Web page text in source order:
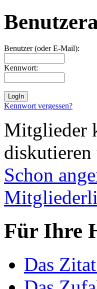
Benutzer (oder E-Mail):
Kennwort:
Kennwort vergessen?
Mitglieder
diskutieren
Schon
Für Ihre
Das